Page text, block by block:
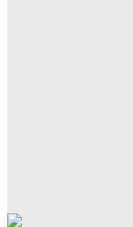
Maxton Hall:
Die Geschichte